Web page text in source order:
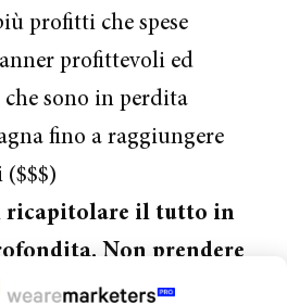
profitti che spese
profittevoli ed
sono in perdita
fino a raggiungere
ricapitolare il tutto in
Non prendere
ti appare difficile o